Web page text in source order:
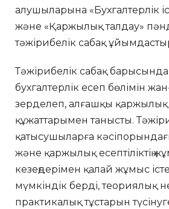
алушыларына «Бухгалтерлік
және «Қаржылық талдау»
тәжірибелік сабақ
Тәжірибелік сабақ барысында
бухгалтерлік есеп бөлімін
зерделеп, алғашқы қаржылық
құжаттарымен танысты.
қатысушыларға
және қаржылық есептіліктің
кезеңдерімен қалай жұмыс
мүмкіндік берді, теориялық
практикалық тұстарын